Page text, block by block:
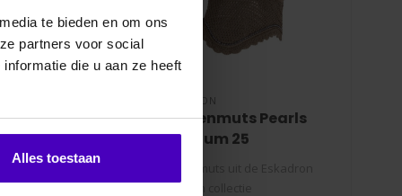
te bieden en om ons
partners voor social
die u aan ze heeft
Alles toestaan
Big Square
Platinum 25
zadeldek uit de
collectie is
ESKADRON
Vliegenmuts Pearls
Platinum 25
Platinum collectie